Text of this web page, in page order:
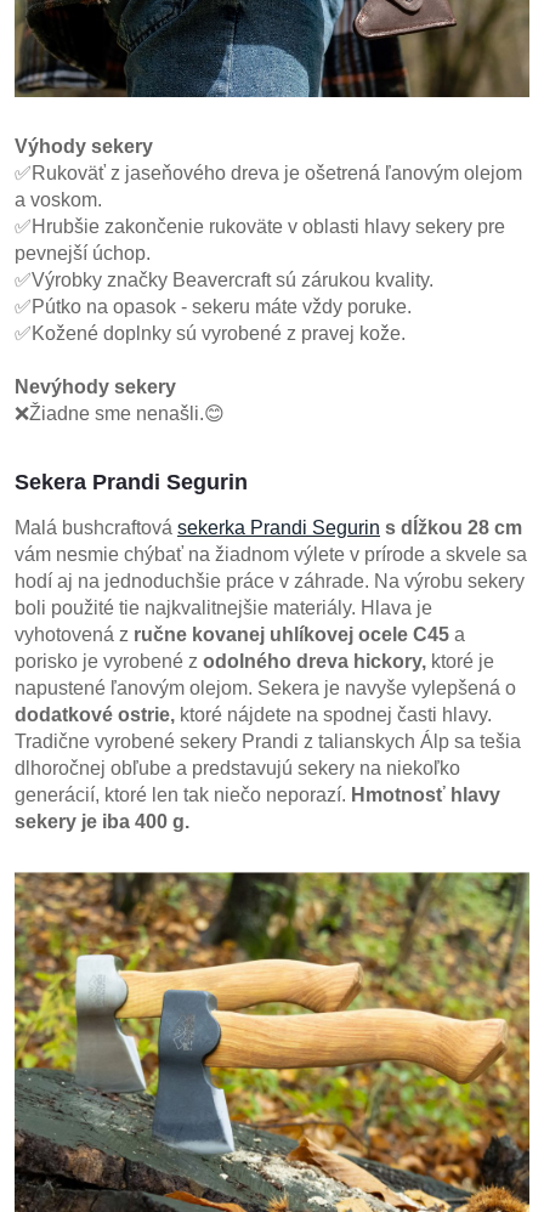
Výhody sekery
✅Rukoväť z jaseňového dreva je ošetrená ľanovým olejom
a voskom.
✅Hrubšie zakončenie rukoväte v oblasti hlavy sekery pre
pevnejší úchop.
✅Výrobky značky Beavercraft sú zárukou kvality.
✅Pútko na opasok - sekeru máte vždy poruke.
✅Kožené doplnky sú vyrobené z pravej kože.
Nevýhody sekery
❌Žiadne sme nenašli.😊
Sekera Prandi Segurin
Malá bushcraftová sekerka Prandi Segurin s dĺžkou 28 cm
vám nesmie chýbať na žiadnom výlete v prírode a skvele sa
hodí aj na jednoduchšie práce v záhrade. Na výrobu sekery
boli použité tie najkvalitnejšie materiály. Hlava je
vyhotovená z ručne kovanej uhlíkovej ocele C45 a
porisko je vyrobené z odolného dreva hickory, ktoré je
napustené ľanovým olejom. Sekera je navyše vylepšená o
dodatkové ostrie, ktoré nájdete na spodnej časti hlavy.
Tradične vyrobené sekery Prandi z talianskych Álp sa tešia
dlhoročnej obľube a predstavujú sekery na niekoľko
generácií, ktoré len tak niečo neporazí. Hmotnosť hlavy
sekery je iba 400 g.